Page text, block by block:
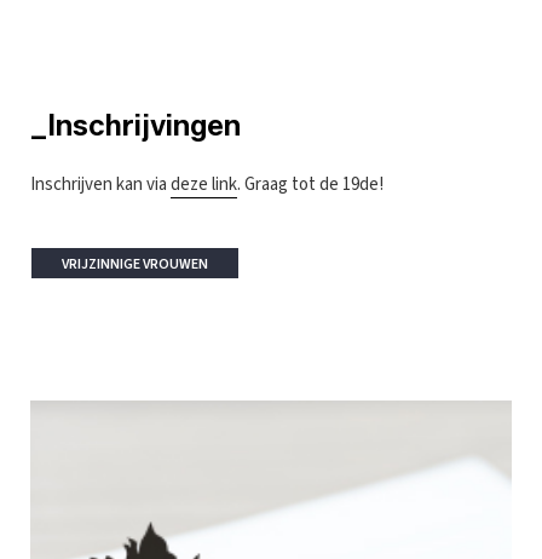
_Inschrijvingen
Inschrijven kan viadeze link. Graag tot de 19de!
VRIJZINNIGE VROUWEN